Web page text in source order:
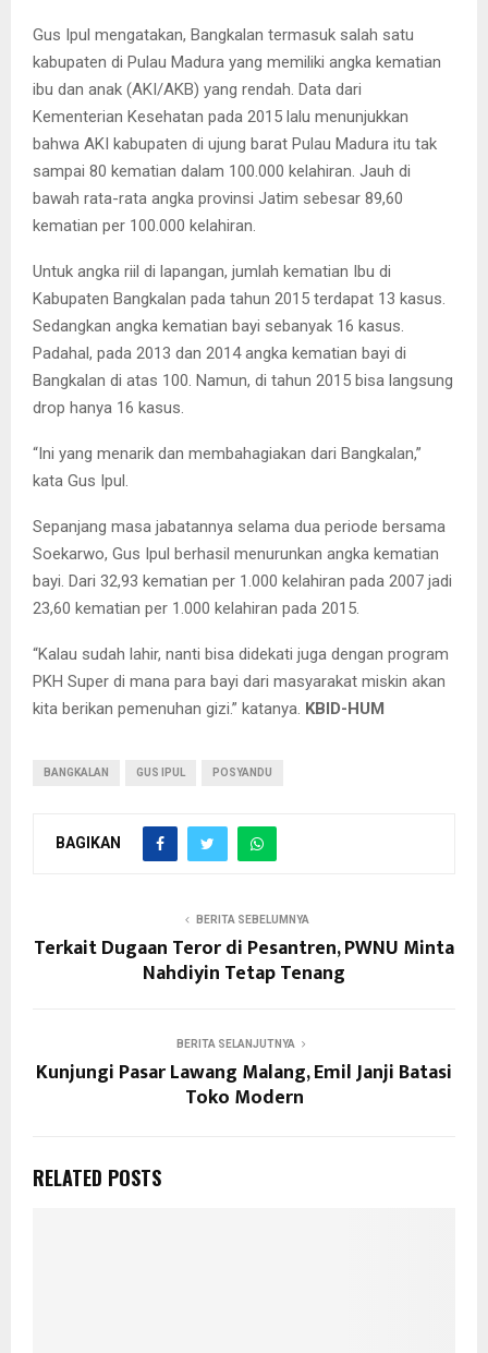
Gus Ipul mengatakan, Bangkalan termasuk salah satu
kabupaten di Pulau Madura yang memiliki angka kematian
ibu dan anak (AKI/AKB) yang rendah. Data dari
Kementerian Kesehatan pada 2015 lalu menunjukkan
bahwa AKI kabupaten di ujung barat Pulau Madura itu tak
sampai 80 kematian dalam 100.000 kelahiran. Jauh di
bawah rata-rata angka provinsi Jatim sebesar 89,60
kematian per 100.000 kelahiran.
Untuk angka riil di lapangan, jumlah kematian Ibu di
Kabupaten Bangkalan pada tahun 2015 terdapat 13 kasus.
Sedangkan angka kematian bayi sebanyak 16 kasus.
Padahal, pada 2013 dan 2014 angka kematian bayi di
Bangkalan di atas 100. Namun, di tahun 2015 bisa langsung
drop hanya 16 kasus.
“Ini yang menarik dan membahagiakan dari Bangkalan,”
kata Gus Ipul.
Sepanjang masa jabatannya selama dua periode bersama
Soekarwo, Gus Ipul berhasil menurunkan angka kematian
bayi. Dari 32,93 kematian per 1.000 kelahiran pada 2007 jadi
23,60 kematian per 1.000 kelahiran pada 2015.
“Kalau sudah lahir, nanti bisa didekati juga dengan program
PKH Super di mana para bayi dari masyarakat miskin akan
kita berikan pemenuhan gizi.” katanya. KBID-HUM
BANGKALAN GUS IPUL POSYANDU
BAGIKAN
BERITA SEBELUMNYA
Terkait Dugaan Teror di Pesantren, PWNU Minta
Nahdiyin Tetap Tenang
BERITA SELANJUTNYA
Kunjungi Pasar Lawang Malang, Emil Janji Batasi
Toko Modern
RELATED POSTS